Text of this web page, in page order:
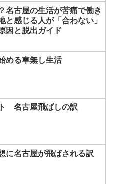
名古屋の生活が苦痛で働き
と感じる人が「合わない」
因と脱出ガイド
める車無し生活
名古屋飛ばしの訳
に名古屋が飛ばされる訳